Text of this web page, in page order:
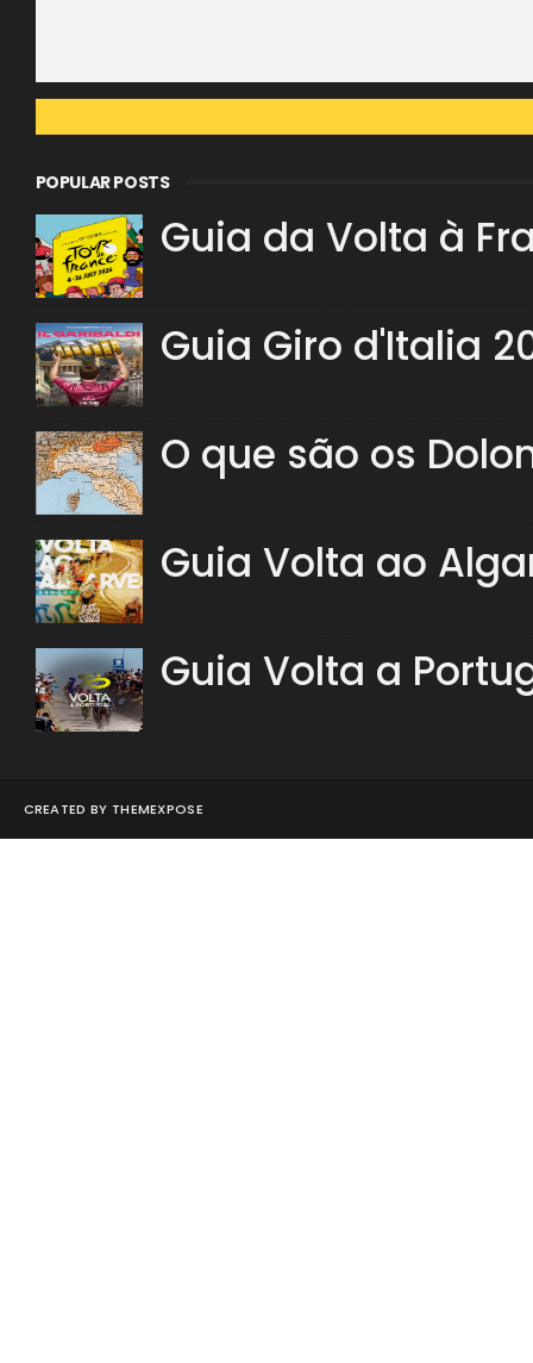
POPULAR POSTS
Guia da Volta à
Guia Giro d'Italia
O que são os
Guia Volta ao
Guia Volta a
CREATED BY THEMEXPOSE